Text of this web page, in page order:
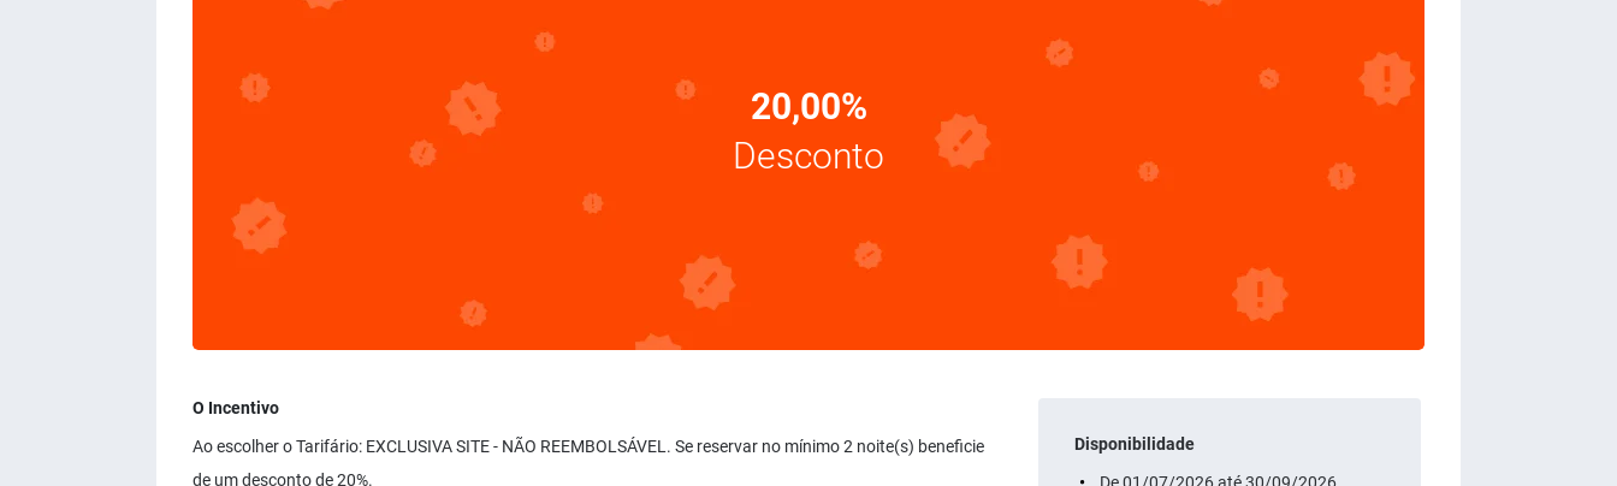
20,00%
Desconto
O Incentivo
Ao escolher o Tarifário: EXCLUSIVA SITE - NÃO REEMBOLSÁVEL. Se reservar no mínimo 2 noite(s) beneficie
de um desconto de 20%.
Disponibilidade